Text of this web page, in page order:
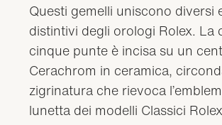
Questi gemelli uniscono diversi
distintivi degli orologi Rolex. La
cinque punte è incisa su un
Cerachrom in ceramica,
zigrinatura che rievoca
lunetta dei modelli Classici